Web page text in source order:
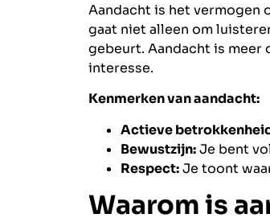
Aandacht is het vermogen
gaat niet alleen om
gebeurt. Aandacht is meer
interesse.
Kenmerken van aandacht:
Actieve
Bewustzijn:Je bent
Respect:Je toont
Waarom is